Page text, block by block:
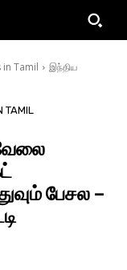
in Tamil
இந்திய
TAMIL
பேசல –